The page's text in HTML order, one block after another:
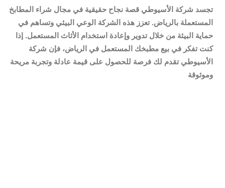
تجسد شركة الأسيوطي قصة نجاح حقيقية في مجال شراء المطابخ
المستعملة بالرياض. تعزز هذه الشركة الوعي البيئي وتساهم في
حماية البيئة من خلال تدوير وإعادة استخدام الأثاث المستعمل. إذا
كنت تفكر في بيع مطبخك المستعمل في الرياض، فإن شركة
الأسيوطي تقدم لك فرصة للحصول على قيمة عادلة وتجربة مريحة
وموثوقة